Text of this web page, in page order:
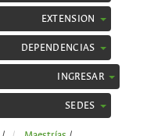
EXTENSION
DEPENDENCIAS
INGRESAR
SEDES